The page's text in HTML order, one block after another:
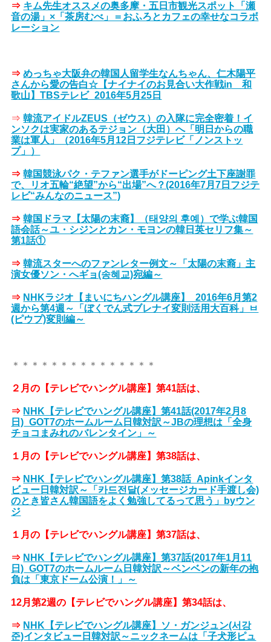
⇒ キム先生オススメの奥多摩・五日市観光スポット「瀬
音の湯」×「茶房むべ」＝おふろとカフェの幸せなコラボ
レーション
⇒ めっちゃ大阪弁の韓国人留学生なんちゃん、仁木陽平
さんから愛の告白☆【ナイナイのお見合い大作戦in 和
歌山】TBSテレビ_2016年5月25日
⇒ 韓流アイドルZEUS（ゼウス）の入隊に完全密着！イ
ンソクは実家のあるテジョン（大田）へ「明日からの職
業は軍人」（2016年5月12日フジテレビ「ノンストッ
プ」）
⇒ 韓国競泳パク・テファン選手がドーピング土下座謝罪
で、リオ五輪“絶望”から“出場”へ？(2016年7月7日フジテ
レビ“みんなのニュース”)
⇒ 韓国ドラマ【太陽の末裔】（태양의 후예）で学ぶ韓国
語会話～ユ・シジンとカン・モヨンの韓日英セリフ集～
第1話①
⇒ 韓流スターへのファンレター例文～「太陽の末裔」主
演女優ソン・へギョ(송혜교)宛編～
⇒ NHKラジオ【まいにちハングル講座】_2016年6月第2
週から第4週～「ぼくでん式ブレナイ変則活用大百科」ㅂ
(ピウプ)変則編～
＊＊＊＊＊＊＊＊＊＊＊＊＊＊＊
２月の【テレビでハングル講座】第41話は、
⇒ NHK【テレビでハングル講座】第41話(2017年2月8
日)_GOT7のホームルーム日韓対訳～JBの理想は「全身
チョコまみれのバレンタイン」～
１月の【テレビでハングル講座】第38話は、
⇒ NHK【テレビでハングル講座】第38話_Apinkインタ
ビュー日韓対訳～「카드전달(メッセージカード手渡し会)
のとき皆さん韓国語をよく勉強してるって思う」byウン
ジ
１月の【テレビでハングル講座】第37話は、
⇒ NHK【テレビでハングル講座】第37話(2017年1月11
日)_GOT7のホームルーム日韓対訳～ベンベンの新年の抱
負は「東京ドーム公演！」～
12月第2週の【テレビでハングル講座】第34話は、
⇒ NHK【テレビでハングル講座】ソ・ガンジュン(서강
준)インタビュー日韓対訳～ニックネームは「子犬形ピュ